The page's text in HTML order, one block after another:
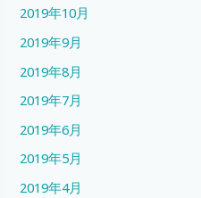
2019年10月
2019年9月
2019年8月
2019年7月
2019年6月
2019年5月
2019年4月